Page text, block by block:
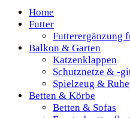
Home
Futter
Futterergänzung
Balkon & Garten
Katzenklappen
Schutznetze & -
Spielzeug &
Betten & Körbe
Betten & Sofas